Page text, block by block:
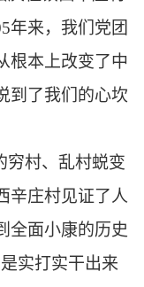
年来，我们党团
根本上改变了中
到了我们的心坎
村、乱村蜕变
辛庄村见证了人
全面小康的历史
实打实干出来